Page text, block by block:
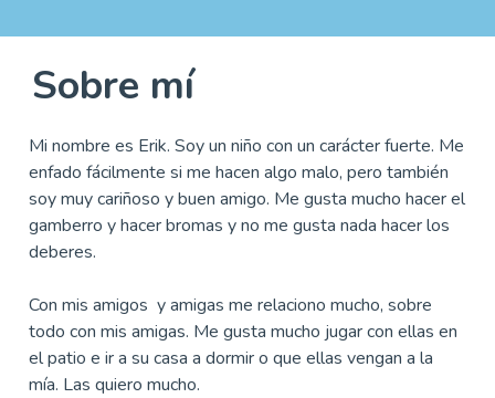
Sobre mí
Mi nombre es Erik. Soy un niño con un carácter fuerte. Me
enfado fácilmente si me hacen algo malo, pero también
soy muy cariñoso y buen amigo. Me gusta mucho hacer el
gamberro y hacer bromas y no me gusta nada hacer los
deberes.
Con mis amigos y amigas me relaciono mucho, sobre
todo con mis amigas. Me gusta mucho jugar con ellas en
el patio e ir a su casa a dormir o que ellas vengan a la
mía. Las quiero mucho.